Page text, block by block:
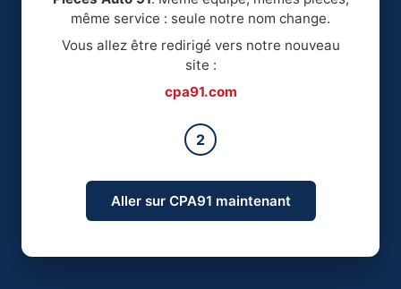
même service : seule notre nom change.
Vous allez être redirigé vers notre nouveau
site :
cpa91.com
2
Aller sur CPA91 maintenant